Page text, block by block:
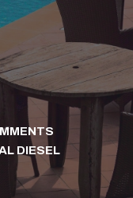
DIESEL